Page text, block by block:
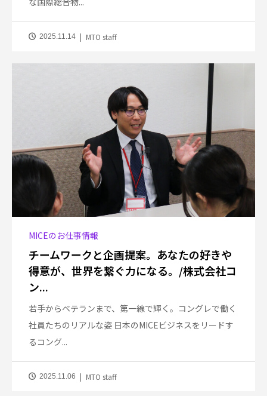
2025.11.14 MTO staff
MICEのお仕事情報
チームワークと企画提案。あなたの好きや
得意が、世界を繋ぐ力になる。/株式会社コ
ン...
若手からベテランまで、第一線で輝く。コングレで働く
社員たちのリアルな姿 日本のMICEビジネスをリードす
るコング...
2025.11.06 MTO staff